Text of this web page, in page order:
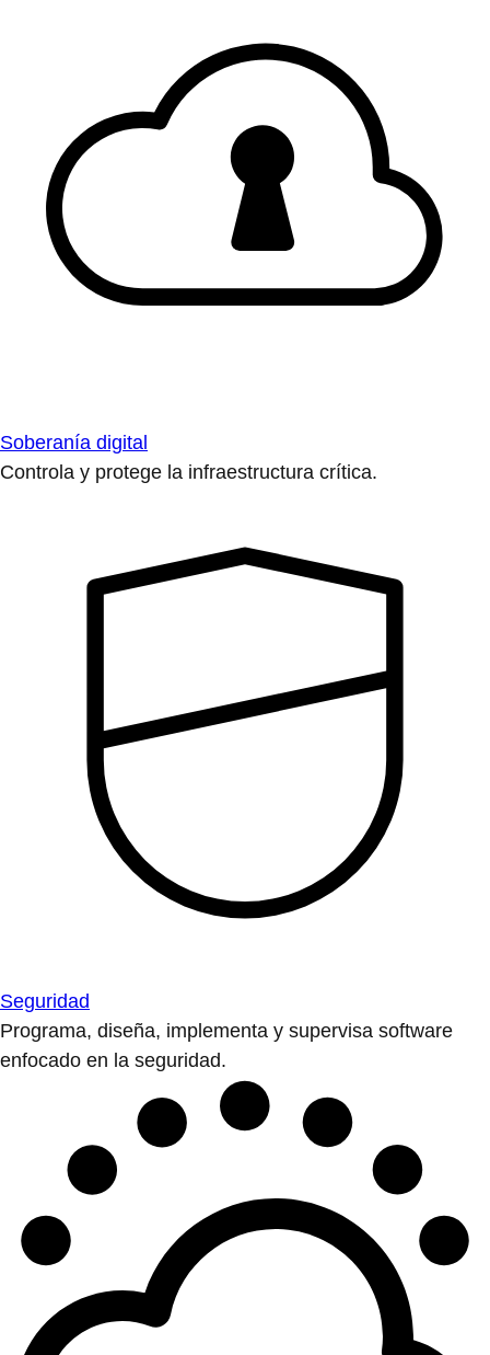
Soberanía digital
Controla y protege la infraestructura crítica.
Seguridad
Programa, diseña, implementa y supervisa software
enfocado en la seguridad.